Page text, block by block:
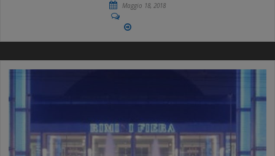
Maggio 18, 2018